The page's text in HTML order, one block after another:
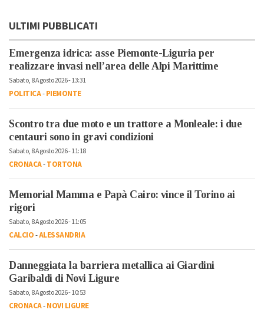
ULTIMI PUBBLICATI
Emergenza idrica: asse Piemonte-Liguria per
realizzare invasi nell’area delle Alpi Marittime
Sabato, 8 Agosto 2026 - 13:31
POLITICA-PIEMONTE
Scontro tra due moto e un trattore a Monleale: i due
centauri sono in gravi condizioni
Sabato, 8 Agosto 2026 - 11:18
CRONACA-TORTONA
Memorial Mamma e Papà Cairo: vince il Torino ai
rigori
Sabato, 8 Agosto 2026 - 11:05
CALCIO-ALESSANDRIA
Danneggiata la barriera metallica ai Giardini
Garibaldi di Novi Ligure
Sabato, 8 Agosto 2026 - 10:53
CRONACA-NOVI LIGURE